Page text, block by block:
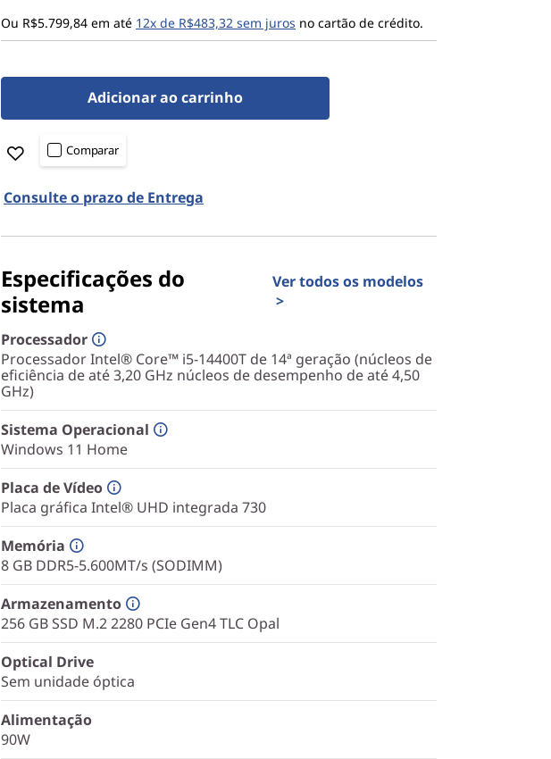
Ou R$5.799,84 em até 12x de R$483,32 sem juros no cartão de crédito.
Adicionar ao carrinho
Comparar
Consulte o prazo de Entrega
Especificações do
sistema
Ver todos os modelos
>
Processador
Processador Intel® Core™ i5-14400T de 14ª geração (núcleos de
eficiência de até 3,20 GHz núcleos de desempenho de até 4,50
GHz)
Sistema Operacional
Windows 11 Home
Placa de Vídeo
Placa gráfica Intel® UHD integrada 730
Memória
8 GB DDR5-5.600MT/s (SODIMM)
Armazenamento
256 GB SSD M.2 2280 PCIe Gen4 TLC Opal
Optical Drive
Sem unidade óptica
Alimentação
90W